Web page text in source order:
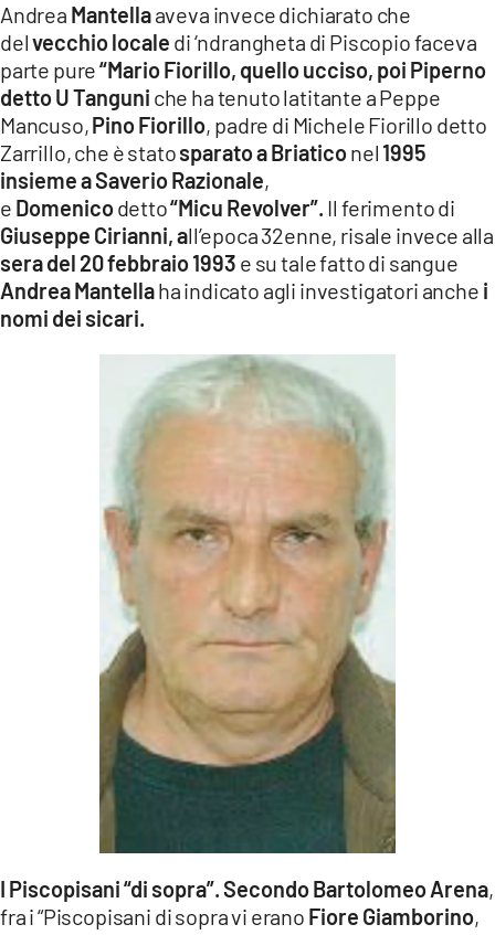
Andrea Mantellaaveva invece dichiarato che
delvecchio locale di ‘ndrangheta di Piscopio faceva
parte pure“Mario Fiorillo, quello ucciso, poi Piperno
detto U Tanguni che ha tenuto latitante a Peppe
Mancuso,Pino Fiorillo, padre di Michele Fiorillo detto
Zarrillo, che è statosparato a Briaticonel 1995
insieme a Saverio Razionale,
e Domenicodetto“Micu Revolver”. Il ferimento di
Giuseppe Cirianni, all’epoca 32enne, risale invece alla
sera del 20 febbraio 1993 e su tale fatto di sangue
Andrea Mantellaha indicato agli investigatori anche i
nomi dei sicari.
I Piscopisani “di sopra”.Secondo Bartolomeo Arena,
fra i “Piscopisani di sopra vi erano Fiore Giamborino,